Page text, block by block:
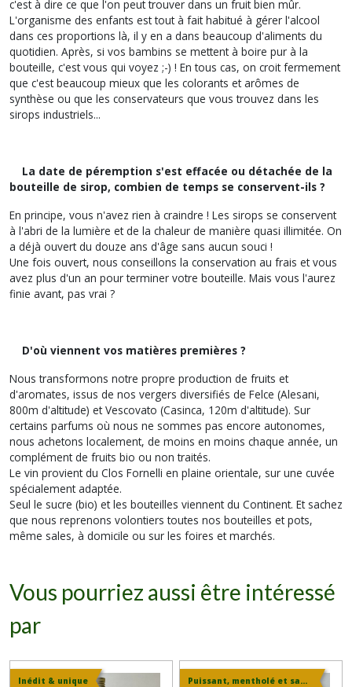
c'est à dire ce que l'on peut trouver dans un fruit bien mûr.
L'organisme des enfants est tout à fait habitué à gérer l'alcool
dans ces proportions là, il y en a dans beaucoup d'aliments du
quotidien. Après, si vos bambins se mettent à boire pur à la
bouteille, c'est vous qui voyez ;-) ! En tous cas, on croit fermement
que c'est beaucoup mieux que les colorants et arômes de
synthèse ou que les conservateurs que vous trouvez dans les
sirops industriels...
La date de péremption s'est effacée ou détachée de la
bouteille de sirop, combien de temps se conservent-ils ?
En principe, vous n'avez rien à craindre ! Les sirops se conservent
à l'abri de la lumière et de la chaleur de manière quasi illimitée. On
a déjà ouvert du douze ans d'âge sans aucun souci !
Une fois ouvert, nous conseillons la conservation au frais et vous
avez plus d'un an pour terminer votre bouteille. Mais vous l'aurez
finie avant, pas vrai ?
D'où viennent vos matières premières ?
Nous transformons notre propre production de fruits et
d'aromates, issus de nos vergers diversifiés de Felce (Alesani,
800m d'altitude) et Vescovato (Casinca, 120m d'altitude). Sur
certains parfums où nous ne sommes pas encore autonomes,
nous achetons localement, de moins en moins chaque année, un
complément de fruits bio ou non traités.
Le vin provient du Clos Fornelli en plaine orientale, sur une cuvée
spécialement adaptée.
Seul le sucre (bio) et les bouteilles viennent du Continent. Et sachez
que nous reprenons volontiers toutes nos bouteilles et pots,
même sales, à domicile ou sur les foires et marchés.
Vous pourriez aussi être intéressé
par
Inédit & unique Puissant, mentholé et sauvage !